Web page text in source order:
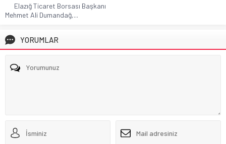
Elazığ Ticaret Borsası Başkanı
Mehmet Ali Dumandağ,...
YORUMLAR